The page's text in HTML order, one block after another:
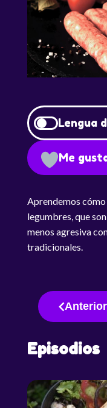
Lengua
Me
Aprendemos cómo
legumbres, que
menos agresiva
tradicionales.
Anterior
Episodios